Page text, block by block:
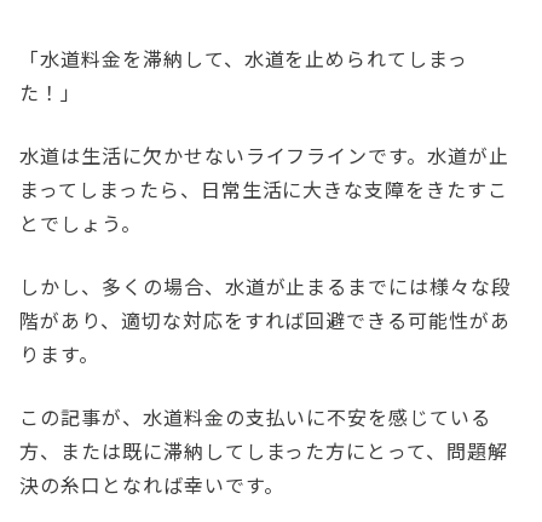
「水道料金を滞納して、水道を止められてしまっ
た！」
水道は生活に欠かせないライフラインです。水道が止
まってしまったら、日常生活に大きな支障をきたすこ
とでしょう。
しかし、多くの場合、水道が止まるまでには様々な段
階があり、適切な対応をすれば回避できる可能性があ
ります。
この記事が、水道料金の支払いに不安を感じている
方、または既に滞納してしまった方にとって、問題解
決の糸口となれば幸いです。